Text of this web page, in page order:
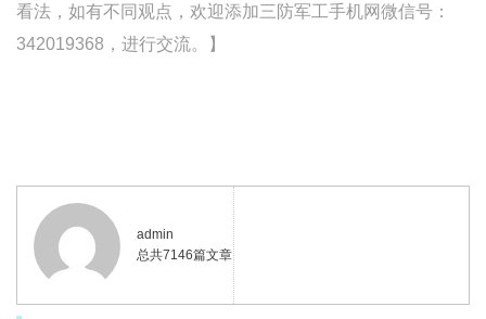
看法，如有不同观点，欢迎添加三防军工手机网微信号：
342019368，进行交流。】
admin
总共7146篇文章